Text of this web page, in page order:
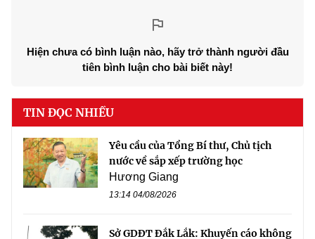
Hiện chưa có bình luận nào, hãy trở thành người đầu
tiên bình luận cho bài biết này!
TIN ĐỌC NHIỀU
Yêu cầu của Tổng Bí thư, Chủ tịch
nước về sắp xếp trường học
Hương Giang
13:14 04/08/2026
Sở GDĐT Đắk Lắk: Khuyến cáo không